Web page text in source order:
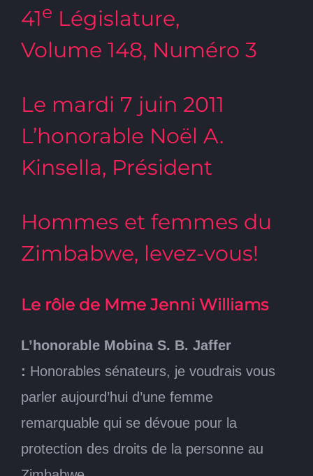
41e Législature,
Volume 148, Numéro 3
Le mardi 7 juin 2011
L’honorable Noël A.
Kinsella, Président
Hommes et femmes du
Zimbabwe, levez-vous!
Le rôle de Mme Jenni Williams
L’honorable Mobina S. B. Jaffer
: Honorables sénateurs, je voudrais vous
parler aujourd’hui d’une femme
remarquable qui se dévoue pour la
protection des droits de la personne au